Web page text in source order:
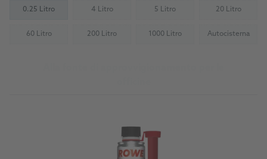
0.25 Litro 4 Litro
(Not available) 5 Litro(Not available) 20 Litro
(Not
60 Litro
(Not available) 200 Litro(Not available) 1000 Litro(Not available)Autocisterna
(Not